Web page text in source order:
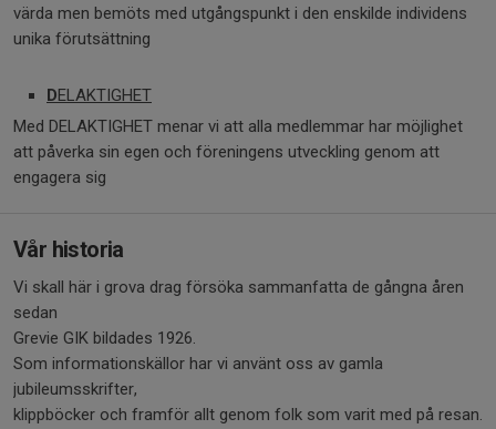
värda men bemöts med utgångspunkt i den enskilde individens
unika förutsättning
DELAKTIGHET
Med DELAKTIGHET menar vi att alla medlemmar har möjlighet
att påverka sin egen och föreningens utveckling genom att
engagera sig
Vår historia
Vi skall här i grova drag försöka sammanfatta de gångna åren
sedan
Grevie GIK bildades 1926.
Som informationskällor har vi använt oss av gamla
jubileumsskrifter,
klippböcker och framför allt genom folk som varit med på resan.